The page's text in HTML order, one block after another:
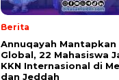
Berita
Annuqayah Mantapkan
Global, 22 Mahasiswa
KKN Internasional di
dan Jeddah